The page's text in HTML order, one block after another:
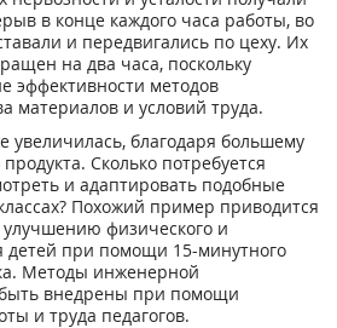
в конце каждого часа работы, во
и передвигались по цеху. Их
на два часа, поскольку
эффективности методов
материалов и условий труда.
увеличилась, благодаря большему
Сколько потребуется
и адаптировать подобные
Похожий пример приводится
физического и
детей при помощи 15-минутного
Методы инженерной
внедрены при помощи
и труда педагогов.